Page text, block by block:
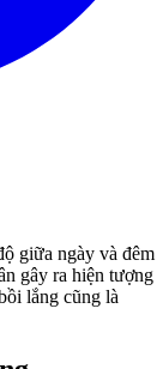
giữa ngày và đêm
gây ra hiện tượng
lắng cũng là